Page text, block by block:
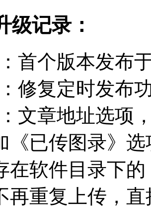
级记录：
：首个版本发布
：修复定时发布
：文章地址选项
《已传图录》
在软件目录下
再重复上传，